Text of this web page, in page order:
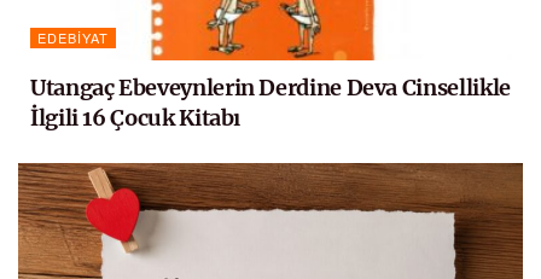
EDEBIYAT
Utangaç Ebeveynlerin Derdine Deva Cinsellikle
İlgili 16 Çocuk Kitabı